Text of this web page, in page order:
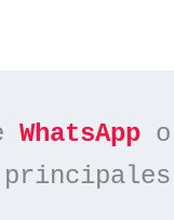
WhatsApp